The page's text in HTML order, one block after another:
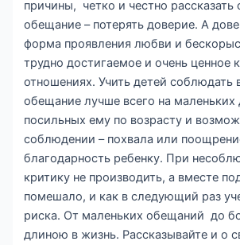
причины, четко и честно
обещание – потерять доверие. А
форма проявления любви и
трудно достигаемое и очень ценное
отношениях. Учить детей соблюдать
обещание лучше всего на маленьких
посильных ему по возрасту и
соблюдении – похвала или
благодарность ребенку. При
критику не производить, а вместе
помешало, и как в следующий раз
риска. От маленьких обещаний до
длиною в жизнь. Рассказывайте и о